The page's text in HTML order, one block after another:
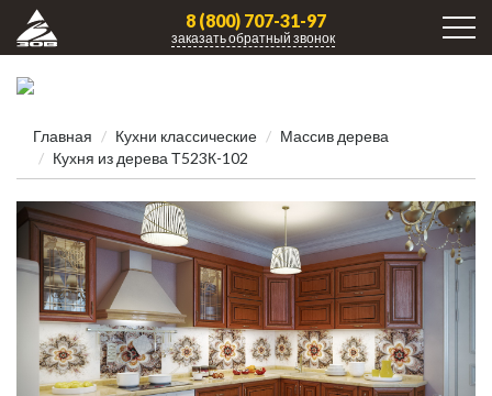
8 (800) 707-31-97
заказать обратный звонок
Главная Кухни клаcсические
Массив дерева
Кухня из дерева Т523К-102